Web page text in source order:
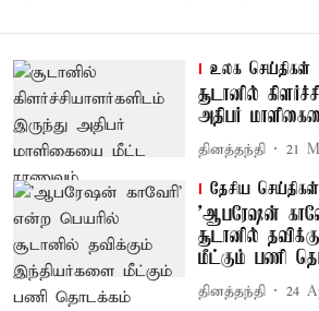
உலக செய்திகள்
சூடானில்
அதிபர்
தினத்தந்தி 21
தேசிய செய்திகள்
'ஆபரேஷன்
சூடானில்
மீட்கும் பணி
தினத்தந்தி 24